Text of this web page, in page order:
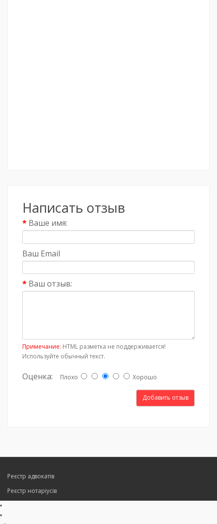
Написать отзыв
Ваше имя:
Ваш Email
Ваш отзыв:
Примечание: HTML разметка не поддерживается!
Используйте обычный текст.
Оценка: Плохо Хорошо
Добавить отзыв
Реєстр адвокатів
Реєстр нотаріусів